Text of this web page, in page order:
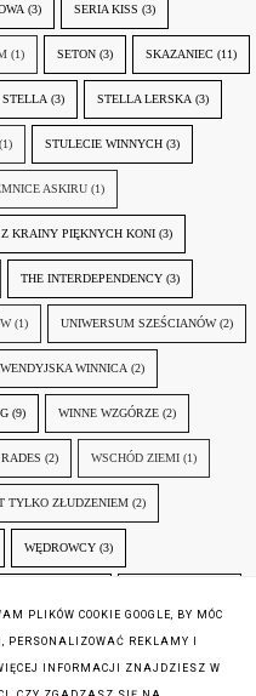
(3) SERIA KISS (3)
(1) SETON (3) SKAZANIEC (11)
STELLA (3) STELLA LERSKA (3)
(1) STULECIE WINNYCH (3)
ASKIRU (1)
KRAINY PIĘKNYCH KONI (3)
THE INTERDEPENDENCY (3)
(1) UNIWERSUM SZEŚCIANÓW (2)
WENDYJSKA WINNICA (2)
(9) WINNE WZGÓRZE (2)
(2) WSCHÓD ZIEMI (1)
TYLKO ZŁUDZENIEM (2)
WĘDROWCY (3)
(3) ŻYCIA W ŻYCIU (3)
PLIKÓW COOKIE GOOGLE, BY MÓC
PERSONALIZOWAĆ REKLAMY I
INFORMACJI ZNAJDZIESZ W